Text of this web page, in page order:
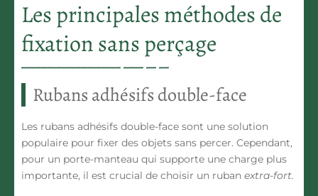
Les principales méthodes de
fixation sans perçage
Rubans adhésifs double-face
Les rubans adhésifs double-face sont une solution
populaire pour fixer des objets sans percer. Cependant,
pour un porte-manteau qui supporte une charge plus
importante, il est crucial de choisir un ruban extra-fort.